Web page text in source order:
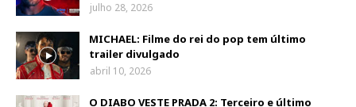
julho 28, 2026
MICHAEL: Filme do rei do pop tem último
trailer divulgado
abril 10, 2026
O DIABO VESTE PRADA 2: Terceiro e último